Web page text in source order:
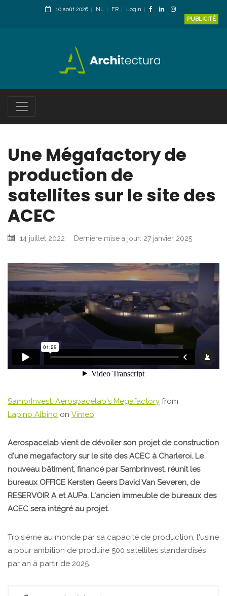
10 août 2026 NL FR
Login
PUBLICITÉ
Une Mégafactory de
production de
satellites sur le site des
ACEC
14 juillet 2022 Dernière mise à jour: 27 janvier 2025
SambrInvest: Aerospacelab's Megafactory from
Lapino Albino on Vimeo.
Aerospacelab vient de dévoiler son projet de construction
d'une megafactory sur le site des ACEC à Charleroi. Le
nouveau bâtiment, financé par Sambrinvest, réunit les
bureaux OFFICE Kersten Geers David Van Severen, de
RESERVOIR A et AUPa. L'ancien immeuble de bureaux des
ACEC sera intégré au projet.
Troisième au monde par sa capacité de production, l'usine
a pour ambition de produire 500 satellites standardisés
par an à partir de 2025.